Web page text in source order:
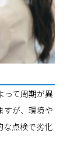
って周期が異
すが、環境や
な点検で劣化